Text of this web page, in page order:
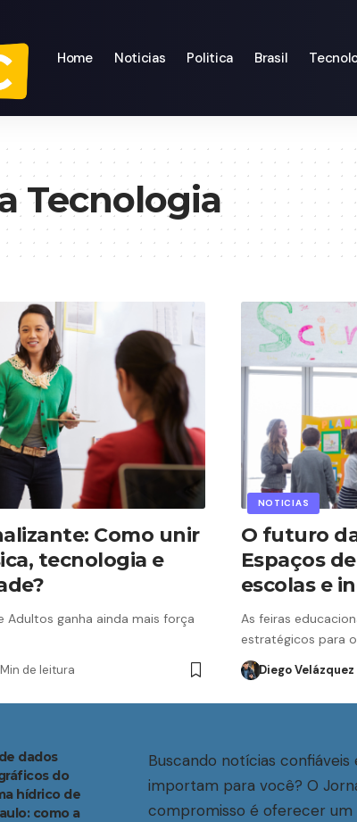
Home Noticias Politica Brasil
Tecnologia
Como unir
tecnologia e
Adultos ganha ainda mais força
de leitura
NOTICIAS
O futuro
Espaços
escolas e
As feiras
estratégicos para
Diego Velázquez
dados
do
hídrico de
como a
Buscando notícias
importam para você? O
compromisso é oferecer um